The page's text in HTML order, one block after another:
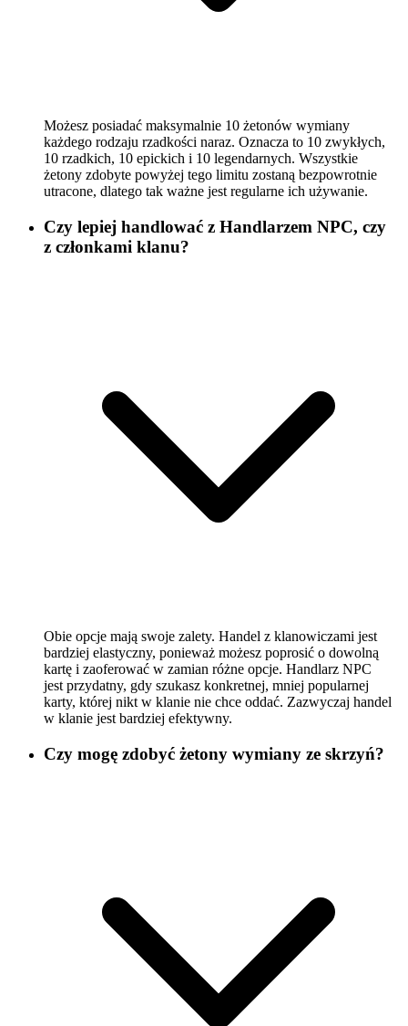
Możesz posiadać maksymalnie 10 żetonów wymiany
każdego rodzaju rzadkości naraz. Oznacza to 10 zwykłych,
10 rzadkich, 10 epickich i 10 legendarnych. Wszystkie
żetony zdobyte powyżej tego limitu zostaną bezpowrotnie
utracone, dlatego tak ważne jest regularne ich używanie.
Czy lepiej handlować z Handlarzem NPC, czy
z członkami klanu?
Obie opcje mają swoje zalety. Handel z klanowiczami jest
bardziej elastyczny, ponieważ możesz poprosić o dowolną
kartę i zaoferować w zamian różne opcje. Handlarz NPC
jest przydatny, gdy szukasz konkretnej, mniej popularnej
karty, której nikt w klanie nie chce oddać. Zazwyczaj handel
w klanie jest bardziej efektywny.
Czy mogę zdobyć żetony wymiany ze skrzyń?